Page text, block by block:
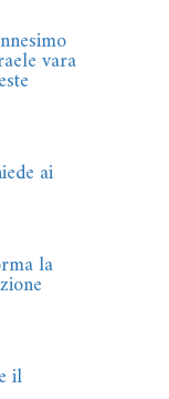
vara
ai
la
il